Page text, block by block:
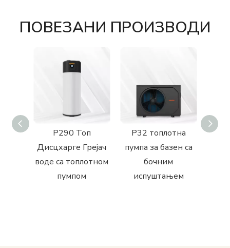
ПОВЕЗАНИ ПРОИЗВОДИ
Р290 Топ
Дисцхарге Грејач
воде са топлотном
пумпом
Р32 топлотна
пумпа за базен са
бочним
испуштањем